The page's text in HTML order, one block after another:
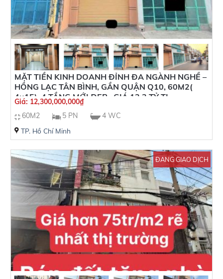
MẶT TIỀN KINH DOANH ĐỈNH ĐA NGÀNH NGHỀ –
HỒNG LẠC TÂN BÌNH, GẦN QUẬN Q10, 60M2(
4×15), 4 TẦNG MỚI ĐẸP , GIÁ 12.3 TỶ TL
Giá: 12,300,000,000₫
60M2
5 PN 4 WC
TP. Hồ Chí Minh
ĐANG GIAO DỊCH